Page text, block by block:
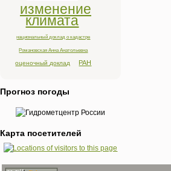
изменение
климата
национальный доклад о кадастре
Романовская Анна Анатольевна
оценочный доклад РАН
Прогноз погоды
Карта посетителей